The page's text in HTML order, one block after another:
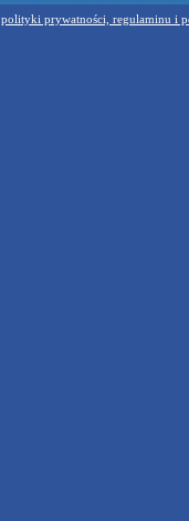
polityki prywatności, regulaminu i